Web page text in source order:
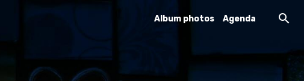
Album photos Agenda